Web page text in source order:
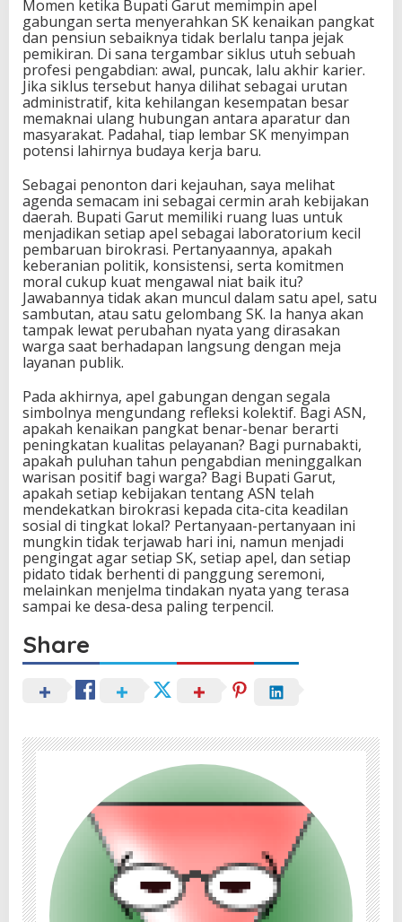
Momen ketika Bupati Garut memimpin apel
gabungan serta menyerahkan SK kenaikan pangkat
dan pensiun sebaiknya tidak berlalu tanpa jejak
pemikiran. Di sana tergambar siklus utuh sebuah
profesi pengabdian: awal, puncak, lalu akhir karier.
Jika siklus tersebut hanya dilihat sebagai urutan
administratif, kita kehilangan kesempatan besar
memaknai ulang hubungan antara aparatur dan
masyarakat. Padahal, tiap lembar SK menyimpan
potensi lahirnya budaya kerja baru.
Sebagai penonton dari kejauhan, saya melihat
agenda semacam ini sebagai cermin arah kebijakan
daerah. Bupati Garut memiliki ruang luas untuk
menjadikan setiap apel sebagai laboratorium kecil
pembaruan birokrasi. Pertanyaannya, apakah
keberanian politik, konsistensi, serta komitmen
moral cukup kuat mengawal niat baik itu?
Jawabannya tidak akan muncul dalam satu apel, satu
sambutan, atau satu gelombang SK. Ia hanya akan
tampak lewat perubahan nyata yang dirasakan
warga saat berhadapan langsung dengan meja
layanan publik.
Pada akhirnya, apel gabungan dengan segala
simbolnya mengundang refleksi kolektif. Bagi ASN,
apakah kenaikan pangkat benar-benar berarti
peningkatan kualitas pelayanan? Bagi purnabakti,
apakah puluhan tahun pengabdian meninggalkan
warisan positif bagi warga? Bagi Bupati Garut,
apakah setiap kebijakan tentang ASN telah
mendekatkan birokrasi kepada cita-cita keadilan
sosial di tingkat lokal? Pertanyaan-pertanyaan ini
mungkin tidak terjawab hari ini, namun menjadi
pengingat agar setiap SK, setiap apel, dan setiap
pidato tidak berhenti di panggung seremoni,
melainkan menjelma tindakan nyata yang terasa
sampai ke desa-desa paling terpencil.
Share